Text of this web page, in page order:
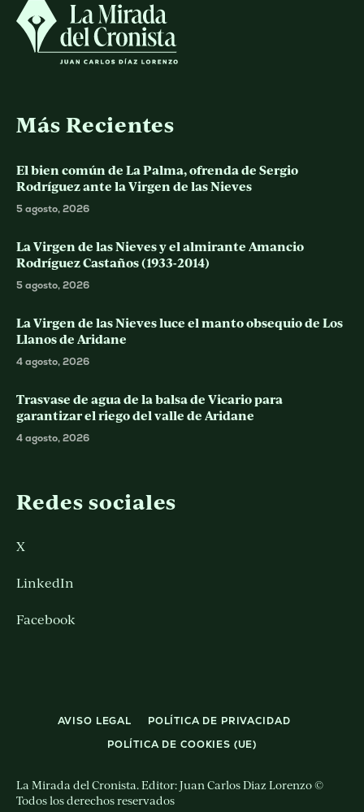
Más Recientes
El bien común de La Palma, ofrenda de Sergio
Rodríguez ante la Virgen de las Nieves
5 agosto, 2026
La Virgen de las Nieves y el almirante Amancio
Rodríguez Castaños (1933-2014)
5 agosto, 2026
La Virgen de las Nieves luce el manto obsequio de Los
Llanos de Aridane
4 agosto, 2026
Trasvase de agua de la balsa de Vicario para
garantizar el riego del valle de Aridane
4 agosto, 2026
Redes sociales
X
LinkedIn
Facebook
AVISO LEGAL
POLÍTICA DE PRIVACIDAD
POLÍTICA DE COOKIES (UE)
La Mirada del Cronista. Editor: Juan Carlos Diaz Lorenzo ©
Todos los derechos reservados